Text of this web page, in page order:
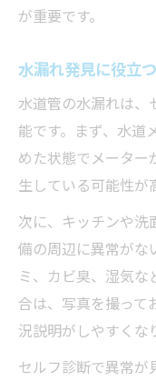
が重要です。
水漏れ発見に役立
水道管の水漏れは、
能です。まず、水道
めた状態でメーター
生している可能性が
次に、キッチンや
備の周辺に異常がな
ミ、カビ臭、湿気
合は、写真を撮って
況説明がしやすくな
セルフ診断で異常が